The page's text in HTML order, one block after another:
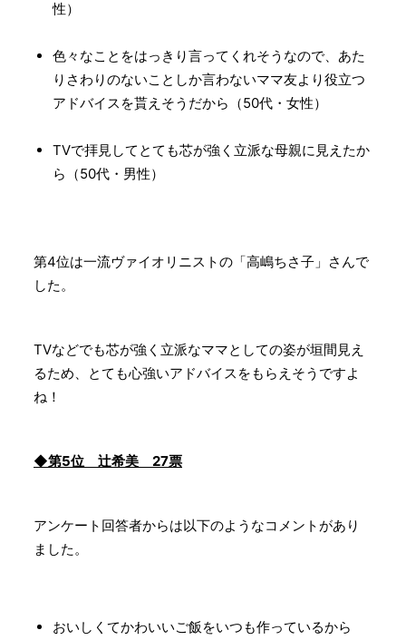
性）
色々なことをはっきり言ってくれそうなので、あた
りさわりのないことしか言わないママ友より役立つ
アドバイスを貰えそうだから（50代・女性）
TVで拝見してとても芯が強く立派な母親に見えたか
ら（50代・男性）
第4位は一流ヴァイオリニストの「高嶋ちさ子」さんで
した。
TVなどでも芯が強く立派なママとしての姿が垣間見え
るため、とても心強いアドバイスをもらえそうですよ
ね！
◆第5位 辻希美 27票
アンケート回答者からは以下のようなコメントがあり
ました。
おいしくてかわいいご飯をいつも作っているから